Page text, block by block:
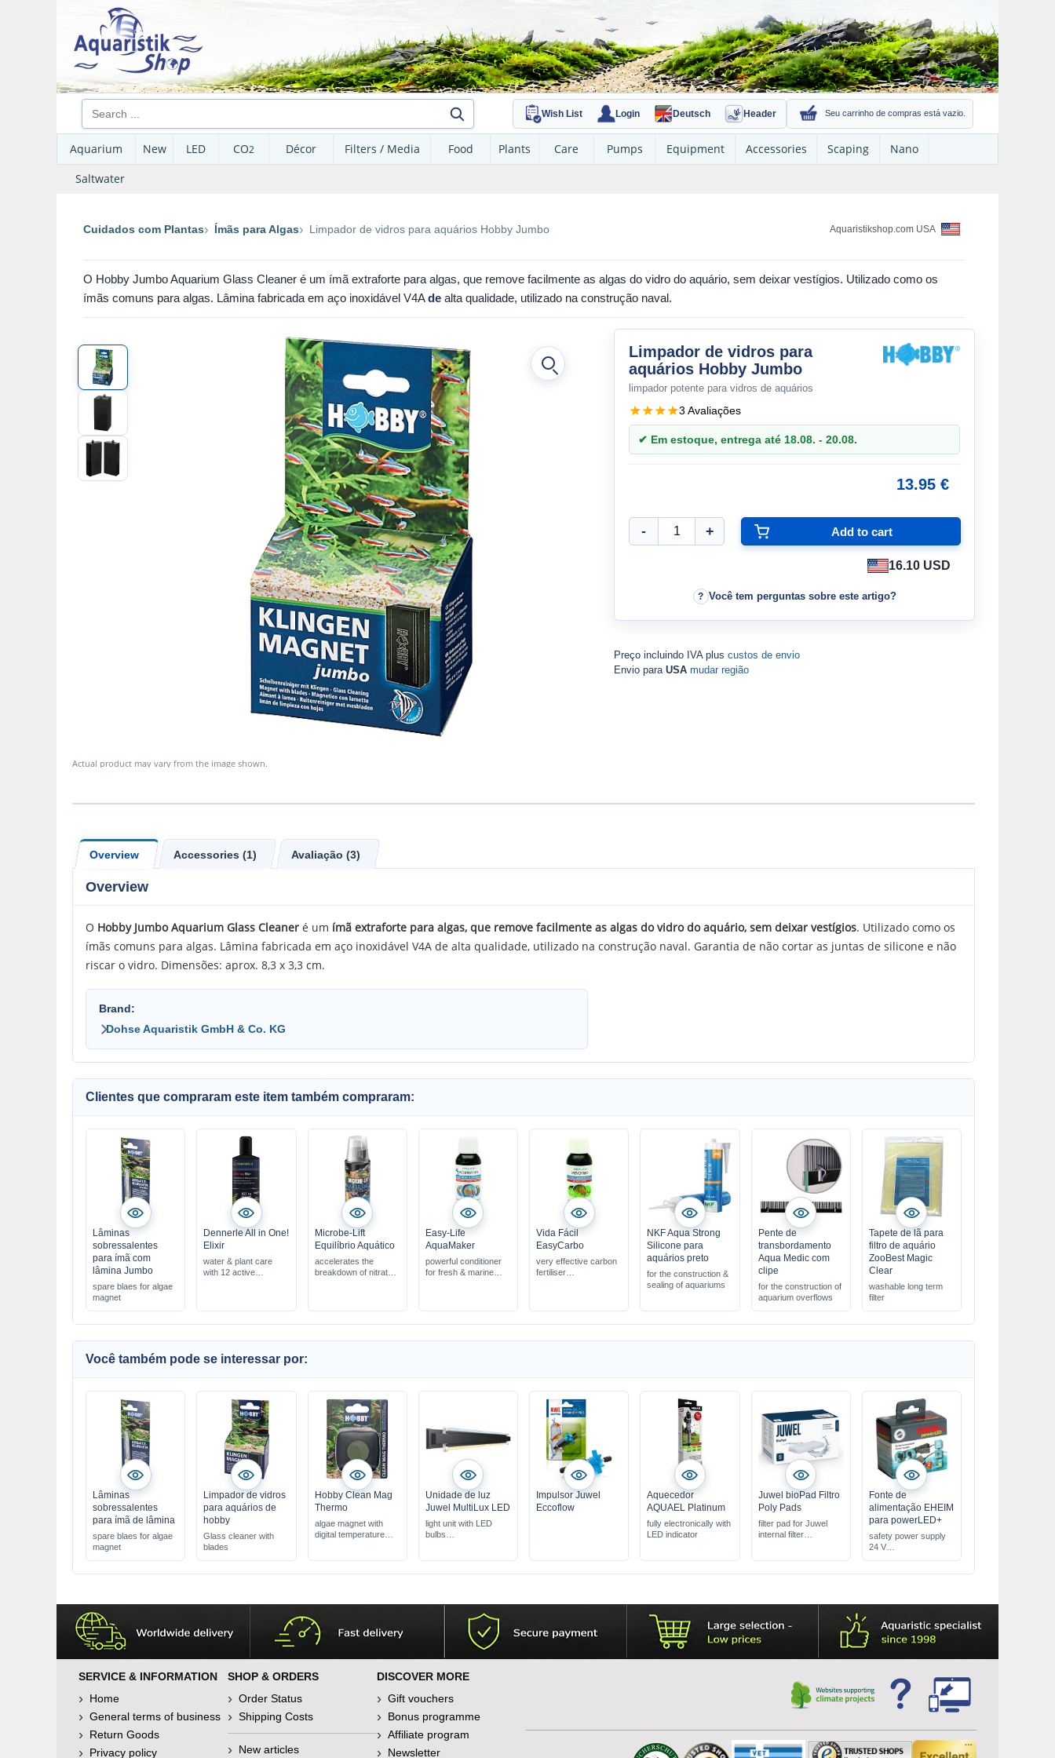
Wish List Login Deutsch Header Seu carrinho de compras está vazio.
Aquarium New LED CO2 Décor Filters / Media Food Plants Care Pumps Equipment Accessories Scaping
Nano
Saltwater
Cuidados com Plantas Ímãs para Algas Limpador de vidros para aquários Hobby Jumbo Aquaristikshop.com USA
O Hobby Jumbo Aquarium Glass Cleaner é um ímã extraforte para algas, que remove facilmente as algas do vidro do aquário, sem deixar vestígios. Utilizado como os
ímãs comuns para algas. Lâmina fabricada em aço inoxidável V4Ade alta qualidade, utilizado na construção naval.
Actual product may vary from the image shown.
Limpador de vidros para
aquários Hobby Jumbo
limpador potente para vidros de aquários
3 Avaliações
✔ Em estoque, entrega até 18.08. - 20.08.
13.95 €
16.10 USD
Você tem perguntas sobre este artigo?
Preço incluindo IVA plus custos de envio
Envio para USA mudar região
Overview Accessories (1) Avaliação (3)
Overview
O Hobby Jumbo Aquarium Glass Cleaner é um ímã extraforte para algas, que remove facilmente as algas do vidro do aquário, sem deixar vestígios. Utilizado como os
ímãs comuns para algas. Lâmina fabricada em aço inoxidável V4A de alta qualidade, utilizado na construção naval. Garantia de não cortar as juntas de silicone e não
riscar o vidro. Dimensões: aprox. 8,3 x 3,3 cm.
Brand:
Dohse Aquaristik GmbH & Co. KG
Clientes que compraram este item também compraram:
Lâminas
sobressalentes
para ímã com
lâmina Jumbo
spare blaes for algae
magnet
Dennerle All in One!
Elixir
water & plant care
with 12 active
success
Microbe-Lift
Equilíbrio Aquático
accelerates the
breakdown of nitrates
Easy-Life
AquaMaker
powerful conditioner
for fresh & marine
safely & quickly
Vida Fácil
EasyCarbo
very effective carbon
fertiliser
NKF Aqua Strong
Silicone para
aquários preto
for the construction &
sealing of aquariums
Pente de
transbordamento
Aqua Medic com
clipe
for the construction of
aquarium overflows
Tapete de lã para
filtro de aquário
ZooBest Magic
Clear
washable long term
filter
Você também pode se interessar por:
Lâminas
sobressalentes
para ímã de lâmina
spare blaes for algae
magnet
Limpador de vidros
para aquários de
hobby
Glass cleaner with
blades
Hobby Clean Mag
Thermo
algae magnet with
digital temperature
Unidade de luz
Juwel MultiLux LED
light unit with LED
bulbs
Impulsor Juwel
Eccoflow
Aquecedor
AQUAEL Platinum
fully electronically with
LED indicator
Juwel bioPad Filtro
Poly Pads
filter pad for Juwel
internal filter
Fonte de
alimentação EHEIM
para powerLED+
safety power supply
24 V
SERVICE & INFORMATION
Home
General terms of business
Return Goods
Privacy policy
SHOP & ORDERS
Order Status
Shipping Costs
New articles
DISCOVER MORE
Gift vouchers
Bonus programme
Affiliate program
Newsletter